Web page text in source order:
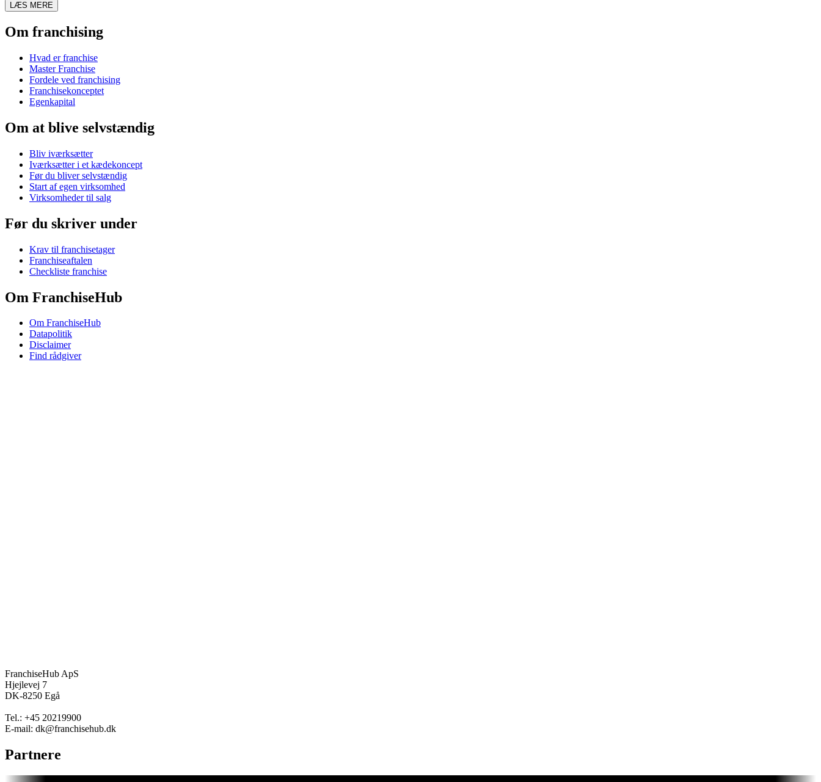
LÆS MERE
Om franchising
Hvad er franchise
Master Franchise
Fordele ved franchising
Franchisekonceptet
Egenkapital
Om at blive selvstændig
Bliv iværksætter
Iværksætter i et kædekoncept
Før du bliver selvstændig
Start af egen virksomhed
Virksomheder til salg
Før du skriver under
Krav til franchisetager
Franchiseaftalen
Checkliste franchise
Om FranchiseHub
Om FranchiseHub
Datapolitik
Disclaimer
Find rådgiver
FranchiseHub ApS
Hjejlevej 7
DK-8250 Egå
Tel.: +45 20219900
E-mail: dk@franchisehub.dk
Partnere